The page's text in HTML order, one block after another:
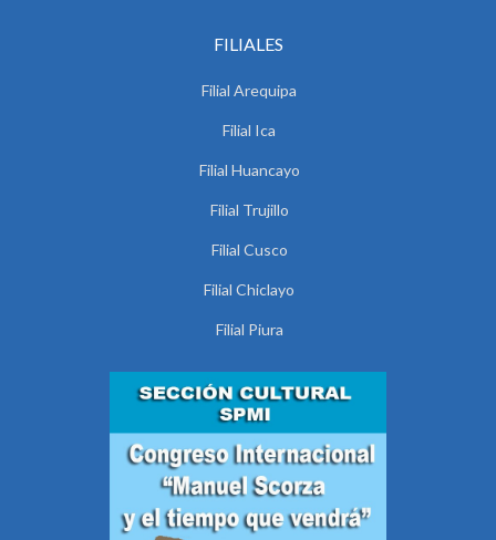
FILIALES
Filial Arequipa
Filial Ica
Filial Huancayo
Filial Trujillo
Filial Cusco
Filial Chiclayo
Filial Piura